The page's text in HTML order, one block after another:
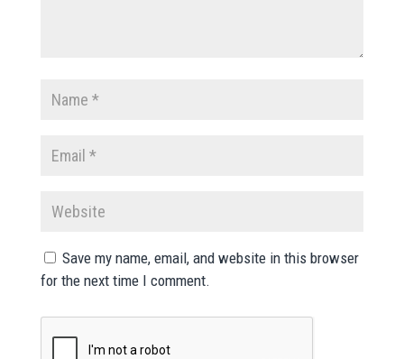
Save my name, email, and website in this browser
for the next time I comment.